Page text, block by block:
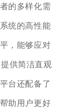
的多样化需
统的高性能
，能够应对
供简洁直观
台还配备了
助用户更好